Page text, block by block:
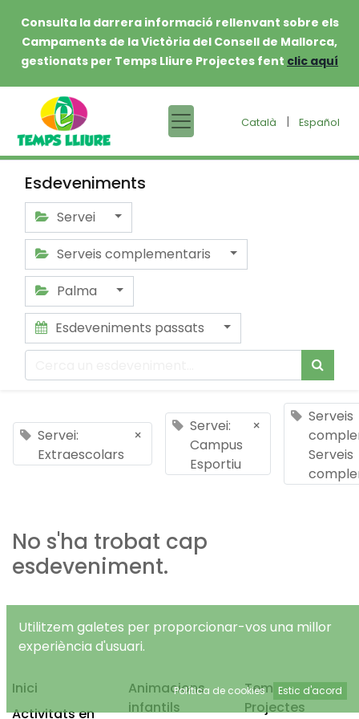
Consulta la darrera informació rellenvant sobre els
Campaments de la Victòria del Consell de Mallorca,
gestionats per Temps Lliure Projectes fent clic aquí
Català | Español
Esdeveniments
Servei
Serveis complementaris
Palma
Esdeveniments passats
Servei:
Extraescolars
×
Servei:
Campus
Esportiu
×
Serveis
Serveis
No s'ha trobat cap
esdeveniment.
Inici
Activitats en
Animacions
infantils
Temps Lliure
Projectes
Utilitzem galetes per proporcionar-vos una millor
experiència d'usuari.
Política de cookies Estic d'acord